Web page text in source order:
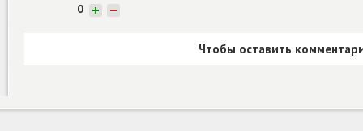
0 + −
Чтобы оставить